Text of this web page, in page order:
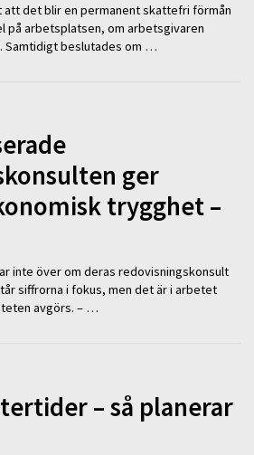
att det blir en permanent skattefri förmån
på arbetsplatsen, om arbetsgivaren
Samtidigt beslutades om …
ger
trygghet –
inte över om deras redovisningskonsult
siffrorna i fokus, men det är i arbetet
avgörs. – …
– så planerar